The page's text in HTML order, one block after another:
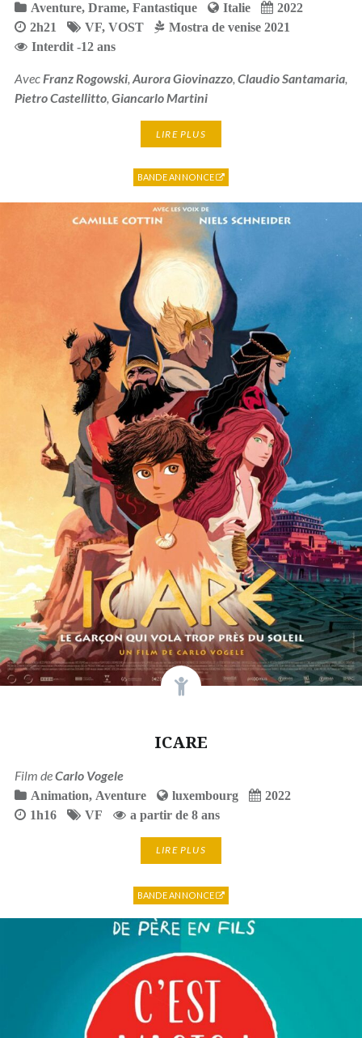
Aventure, Drame, Fantastique Italie
2022
2h21
VF, VOST
Mostra de venise 2021
Interdit -12 ans
AvecFranz Rogowski, Aurora Giovinazzo, Claudio Santamaria,
Pietro Castellitto, Giancarlo Martini
LIRE PLUS
BANDE ANNONCE
ICARE
Film deCarlo Vogele
Animation, Aventure luxembourg
2022
1h16
VF a partir de 8 ans
LIRE PLUS
BANDE ANNONCE